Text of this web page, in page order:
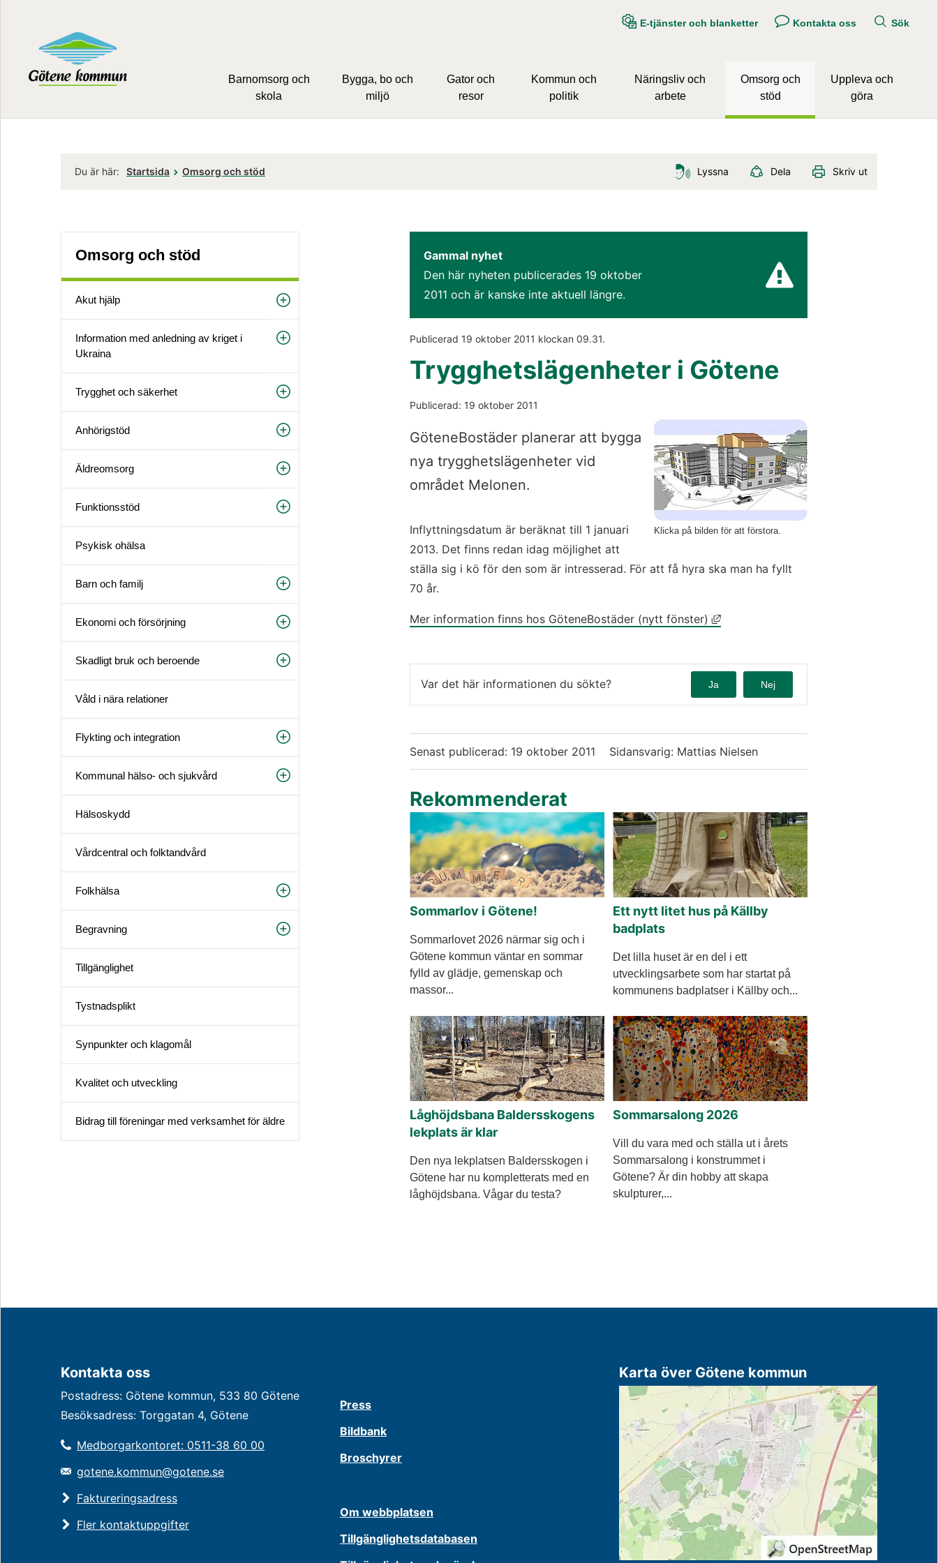
E-tjänster och blanketter Kontakta oss Sök
Barnomsorg och
skola
Bygga, bo och
miljö
Gator och
resor
Kommun och
politik
Näringsliv och
arbete
Omsorg och
stöd
Uppleva och
göra
Du är här: Startsida Omsorg och stöd Lyssna Dela Skriv ut
Omsorg och stöd
Akut hjälp
Information med anledning av kriget i
Ukraina
Trygghet och säkerhet
Anhörigstöd
Äldreomsorg
Funktionsstöd
Psykisk ohälsa
Barn och familj
Ekonomi och försörjning
Skadligt bruk och beroende
Våld i nära relationer
Flykting och integration
Kommunal hälso- och sjukvård
Hälsoskydd
Vårdcentral och folktandvård
Folkhälsa
Begravning
Tillgänglighet
Tystnadsplikt
Synpunkter och klagomål
Kvalitet och utveckling
Bidrag till föreningar med verksamhet för äldre
Gammal nyhet
Den här nyheten publicerades 19 oktober
2011 och är kanske inte aktuell längre.
Publicerad 19 oktober 2011 klockan 09.31.
Trygghetslägenheter i Götene
Publicerad: 19 oktober 2011
Klicka på bilden för att förstora.
GöteneBostäder planerar att bygga
nya trygghetslägenheter vid
området Melonen.
Inflyttningsdatum är beräknat till 1 januari
2013. Det finns redan idag möjlighet att
ställa sig i kö för den som är intresserad. För att få hyra ska man ha fyllt
70 år.
Mer information finns hos GöteneBostäder (nytt fönster) Länk till annan webbplats, öppnas i nytt
Var det här informationen du sökte? Ja Nej
Senast publicerad: 19 oktober 2011 Sidansvarig: Mattias Nielsen
Rekommenderat
Sommarlov i Götene!
Sommarlovet 2026 närmar sig och i
Götene kommun väntar en sommar
fylld av glädje, gemenskap och
massor...
Ett nytt litet hus på Källby
badplats
Det lilla huset är en del i ett
utvecklingsarbete som har startat på
kommunens badplatser i Källby och...
Låghöjdsbana Baldersskogens
lekplats är klar
Den nya lekplatsen Baldersskogen i
Götene har nu kompletterats med en
låghöjdsbana. Vågar du testa?
Sommarsalong 2026
Vill du vara med och ställa ut i årets
Sommarsalong i konstrummet i
Götene? Är din hobby att skapa
skulpturer,...
Kontakta oss
Postadress: Götene kommun, 533 80 Götene
Besöksadress: Torggatan 4, Götene
Medborgarkontoret: 0511-38 60 00
gotene.kommun@gotene.se
Faktureringsadress
Fler kontaktuppgifter
Press
Bildbank
Broschyrer
Om webbplatsen
Tillgänglighetsdatabasen
Karta över Götene kommun